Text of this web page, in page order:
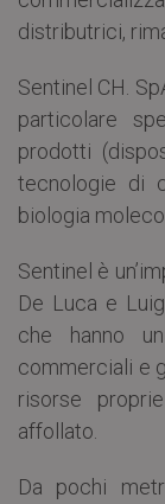
distributrici,
Sentinel CH.
particolare
prodotti
tecnologie di
biologia
Sentinel è
De Luca e
che hanno
commerciali e
risorse
affollato.
Da pochi